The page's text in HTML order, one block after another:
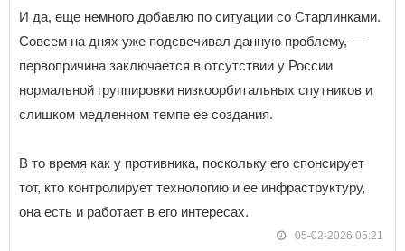
И да, еще немного добавлю по ситуации со Старлинками.
Совсем на днях уже подсвечивал данную проблему, —
первопричина заключается в отсутствии у России
нормальной группировки низкоорбитальных спутников и
слишком медленном темпе ее создания.
В то время как у противника, поскольку его спонсирует
тот, кто контролирует технологию и ее инфраструктуру,
она есть и работает в его интересах.
05-02-2026 05:21